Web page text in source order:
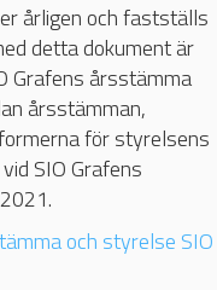
årligen och fastställs
detta dokument är
Grafens årsstämma
årsstämman,
för styrelsens
SIO Grafens
och styrelse SIO